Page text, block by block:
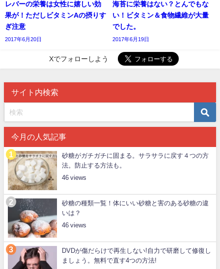
レバーの栄養は女性に嬉しい効
果が！ただしビタミンAの摂りす
ぎ注意
2017年6月20日
海苔に栄養はない？とんでもな
い！ビタミン＆食物繊維が大量
でした。
2017年6月19日
Xでフォローしよう
サイト内検索
今月の人気記事
砂糖がガチガチに固まる。サラサラに戻す４つの方
法。防止する方法も。
46
砂糖の種類一覧！体にいい砂糖と害のある砂糖の違
いは？
46
DVDが傷だらけで再生しない!自力で研磨して修復し
ましょう。無料で直す4つの方法!